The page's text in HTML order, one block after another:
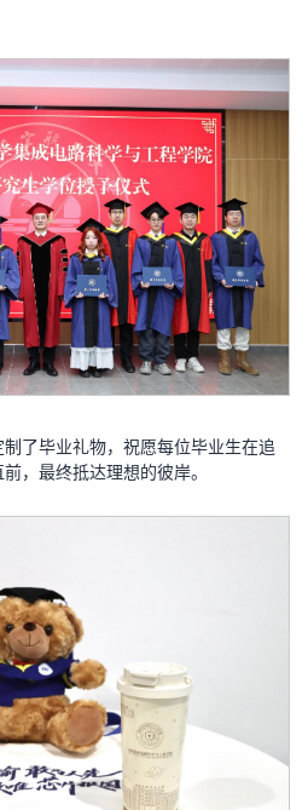
了毕业礼物，祝愿每位毕业生在追
，最终抵达理想的彼岸。